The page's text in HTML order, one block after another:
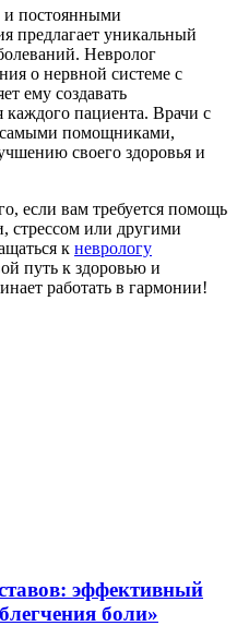
и постоянными
предлагает уникальный
Невролог
о нервной системе с
ему создавать
пациента. Врачи с
самыми помощниками,
своего здоровья и
если вам требуется помощь
стрессом или другими
к неврологу
путь к здоровью и
работать в гармонии!
эффективный
боли»